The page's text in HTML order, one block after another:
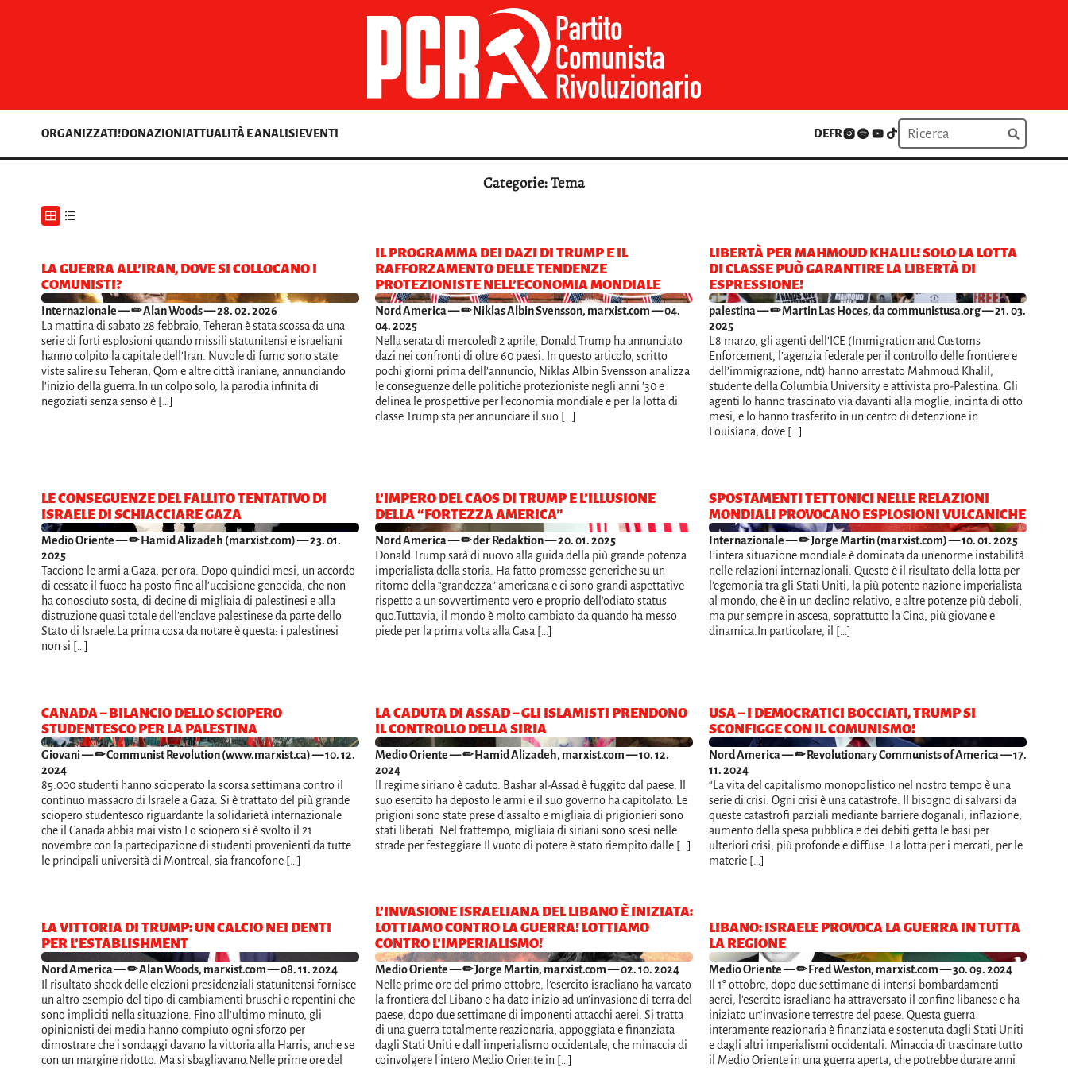
ORGANIZZATI!DONAZIONIATTUALITÀ E ANALISIEVENTI DEFR
Categorie: Tema
LA GUERRA ALL’IRAN, DOVE SI COLLOCANO I
COMUNISTI?
Internazionale— ✏ Alan Woods — 28. 02. 2026
La mattina di sabato 28 febbraio, Teheran è stata scossa da una
serie di forti esplosioni quando missili statunitensi e israeliani
hanno colpito la capitale dell’Iran. Nuvole di fumo sono state
viste salire su Teheran, Qom e altre città iraniane, annunciando
l’inizio della guerra.In un colpo solo, la parodia infinita di
negoziati senza senso è […]
IL PROGRAMMA DEI DAZI DI TRUMP E IL
RAFFORZAMENTO DELLE TENDENZE
PROTEZIONISTE NELL’ECONOMIA MONDIALE
Nord America— ✏ Niklas Albin Svensson, marxist.com — 04.
04. 2025
Nella serata di mercoledì 2 aprile, Donald Trump ha annunciato
dazi nei confronti di oltre 60 paesi. In questo articolo, scritto
pochi giorni prima dell’annuncio, Niklas Albin Svensson analizza
le conseguenze delle politiche protezioniste negli anni ’30 e
delinea le prospettive per l’economia mondiale e per la lotta di
classe.Trump sta per annunciare il suo […]
LIBERTÀ PER MAHMOUD KHALIL! SOLO LA LOTTA
DI CLASSE PUÒ GARANTIRE LA LIBERTÀ DI
ESPRESSIONE!
palestina— ✏ Martin Las Hoces, da communistusa.org — 21. 03.
2025
L’8 marzo, gli agenti dell’ICE (Immigration and Customs
Enforcement, l’agenzia federale per il controllo delle frontiere e
dell’immigrazione, ndt) hanno arrestato Mahmoud Khalil,
studente della Columbia University e attivista pro-Palestina. Gli
agenti lo hanno trascinato via davanti alla moglie, incinta di otto
mesi, e lo hanno trasferito in un centro di detenzione in
Louisiana, dove […]
LE CONSEGUENZE DEL FALLITO TENTATIVO DI
ISRAELE DI SCHIACCIARE GAZA
Medio Oriente— ✏ Hamid Alizadeh (marxist.com) — 23. 01.
2025
Tacciono le armi a Gaza, per ora. Dopo quindici mesi, un accordo
di cessate il fuoco ha posto fine all’uccisione genocida, che non
ha conosciuto sosta, di decine di migliaia di palestinesi e alla
distruzione quasi totale dell’enclave palestinese da parte dello
Stato di Israele.La prima cosa da notare è questa: i palestinesi
non si […]
L’IMPERO DEL CAOS DI TRUMP E L’ILLUSIONE
DELLA “FORTEZZA AMERICA”
Nord America— ✏ der Redaktion — 20. 01. 2025
Donald Trump sarà di nuovo alla guida della più grande potenza
imperialista della storia. Ha fatto promesse generiche su un
ritorno della “grandezza” americana e ci sono grandi aspettative
rispetto a un sovvertimento vero e proprio dell’odiato status
quo.Tuttavia, il mondo è molto cambiato da quando ha messo
piede per la prima volta alla Casa […]
SPOSTAMENTI TETTONICI NELLE RELAZIONI
MONDIALI PROVOCANO ESPLOSIONI VULCANICHE
Internazionale— ✏ Jorge Martin (marxist.com) — 10. 01. 2025
L’intera situazione mondiale è dominata da un’enorme instabilità
nelle relazioni internazionali. Questo è il risultato della lotta per
l’egemonia tra gli Stati Uniti, la più potente nazione imperialista
al mondo, che è in un declino relativo, e altre potenze più deboli,
ma pur sempre in ascesa, soprattutto la Cina, più giovane e
dinamica.In particolare, il […]
CANADA – BILANCIO DELLO SCIOPERO
STUDENTESCO PER LA PALESTINA
Giovani— ✏ Communist Revolution (www.marxist.ca) — 10. 12.
2024
85.000 studenti hanno scioperato la scorsa settimana contro il
continuo massacro di Israele a Gaza. Si è trattato del più grande
sciopero studentesco riguardante la solidarietà internazionale
che il Canada abbia mai visto.Lo sciopero si è svolto il 21
novembre con la partecipazione di studenti provenienti da tutte
le principali università di Montreal, sia francofone […]
LA CADUTA DI ASSAD – GLI ISLAMISTI PRENDONO
IL CONTROLLO DELLA SIRIA
Medio Oriente— ✏ Hamid Alizadeh, marxist.com — 10. 12.
2024
Il regime siriano è caduto. Bashar al-Assad è fuggito dal paese. Il
suo esercito ha deposto le armi e il suo governo ha capitolato. Le
prigioni sono state prese d’assalto e migliaia di prigionieri sono
stati liberati. Nel frattempo, migliaia di siriani sono scesi nelle
strade per festeggiare.Il vuoto di potere è stato riempito dalle […]
USA – I DEMOCRATICI BOCCIATI, TRUMP SI
SCONFIGGE CON IL COMUNISMO!
Nord America— ✏ Revolutionary Communists of America — 17.
11. 2024
“La vita del capitalismo monopolistico nel nostro tempo è una
serie di crisi. Ogni crisi è una catastrofe. Il bisogno di salvarsi da
queste catastrofi parziali mediante barriere doganali, inflazione,
aumento della spesa pubblica e dei debiti getta le basi per
ulteriori crisi, più profonde e diffuse. La lotta per i mercati, per le
materie […]
LA VITTORIA DI TRUMP: UN CALCIO NEI DENTI
PER L’ESTABLISHMENT
Nord America— ✏ Alan Woods, marxist.com — 08. 11. 2024
Il risultato shock delle elezioni presidenziali statunitensi fornisce
un altro esempio del tipo di cambiamenti bruschi e repentini che
sono impliciti nella situazione. Fino all’ultimo minuto, gli
opinionisti dei media hanno compiuto ogni sforzo per
dimostrare che i sondaggi davano la vittoria alla Harris, anche se
con un margine ridotto. Ma si sbagliavano.Nelle prime ore del
L’INVASIONE ISRAELIANA DEL LIBANO È INIZIATA:
LOTTIAMO CONTRO LA GUERRA! LOTTIAMO
CONTRO L’IMPERIALISMO!
Medio Oriente— ✏ Jorge Martin, marxist.com — 02. 10. 2024
Nelle prime ore del primo ottobre, l’esercito israeliano ha varcato
la frontiera del Libano e ha dato inizio ad un’invasione di terra del
paese, dopo due settimane di imponenti attacchi aerei. Si tratta
di una guerra totalmente reazionaria, appoggiata e finanziata
dagli Stati Uniti e dall’imperialismo occidentale, che minaccia di
coinvolgere l’intero Medio Oriente in […]
LIBANO: ISRAELE PROVOCA LA GUERRA IN TUTTA
LA REGIONE
Medio Oriente— ✏ Fred Weston, marxist.com — 30. 09. 2024
Il 1° ottobre, dopo due settimane di intensi bombardamenti
aerei, l'esercito israeliano ha attraversato il confine libanese e ha
iniziato un'invasione terrestre del paese. Questa guerra
interamente reazionaria è finanziata e sostenuta dagli Stati Uniti
e dagli altri imperialismi occidentali. Minaccia di trascinare tutto
il Medio Oriente in una guerra aperta, che potrebbe durare anni